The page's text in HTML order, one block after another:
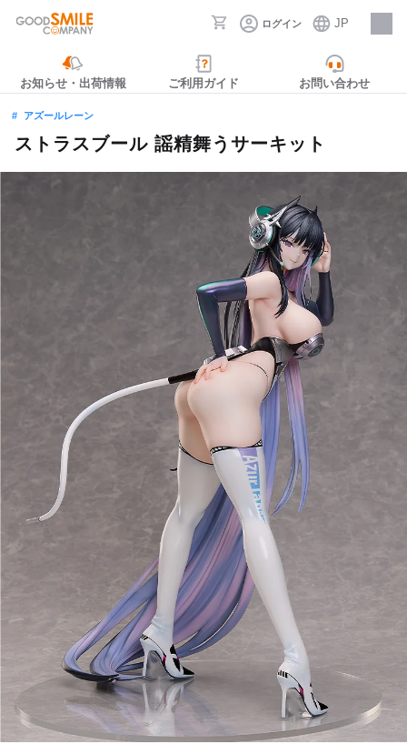
ログイン JP
採用情報
お知らせ・出荷情報 ご利用ガイド お問い合わせ
アズールレーン
ストラスブール 謡精舞うサーキット